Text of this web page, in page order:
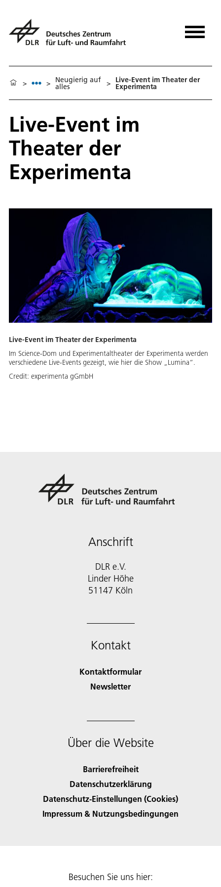
> > Neugierig auf
alles > Live-Event im Theater der
Experimenta
Live-Event im
Theater der
Experimenta
Live-Event im Theater der Experimenta
Im Science-Dom und Experimentaltheater der Experimenta werden
verschiedene Live-Events gezeigt, wie hier die Show „Lumina“.
Credit: experimenta gGmbH
Anschrift
DLR e.V.
Linder Höhe
51147 Köln
Kontakt
Kontaktformular
Newsletter
Über die Website
Barrierefreiheit
Datenschutzerklärung
Datenschutz-Einstellungen (Cookies)
Impressum & Nutzungsbedingungen
Besuchen Sie uns hier: